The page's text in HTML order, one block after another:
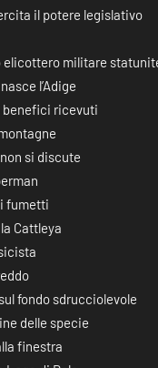
il potere legislativo
elicottero militare
l’Adige
benefici ricevuti
si discute
fumetti
Cattleya
fondo sdrucciolevole
delle specie
finestra